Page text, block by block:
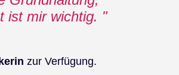
ist mir wichtig.
zur Verfügung.